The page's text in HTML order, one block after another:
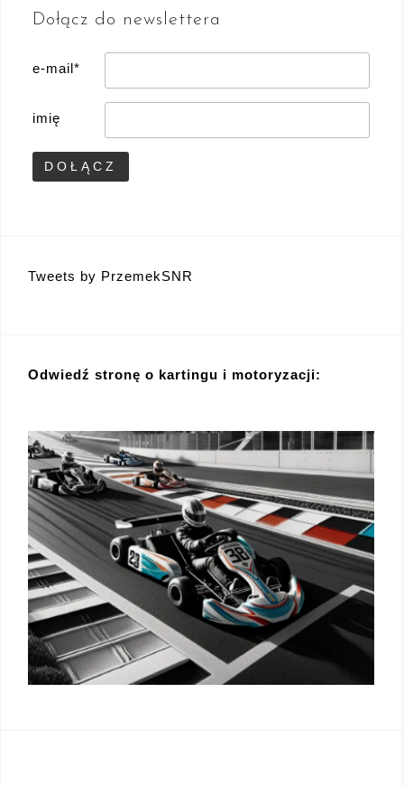
Dołącz do newslettera
e-mail*
imię
Tweets by PrzemekSNR
Odwiedź stronę o kartingu i motoryzacji: